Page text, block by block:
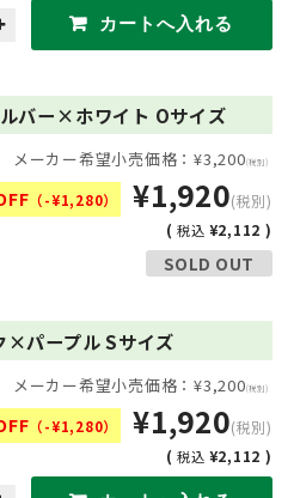
バー×ホワイト Oサイズ
メーカー希望小売価格：¥3,200(税別)
（-¥1,280） ¥1,920(税別)
(税込 ¥2,112 )
SOLD OUT
×パープル Sサイズ
メーカー希望小売価格：¥3,200(税別)
（-¥1,280） ¥1,920(税別)
(税込 ¥2,112 )